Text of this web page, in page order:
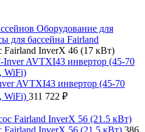
Оборудование для
для бассейна Fairland
Fairland InverX 46 (17 кВт)
AVTXI43 инвертор (45-70
WiFi) 311 722 ₽
Fairland InverX 56 (21.5 кВт) 386